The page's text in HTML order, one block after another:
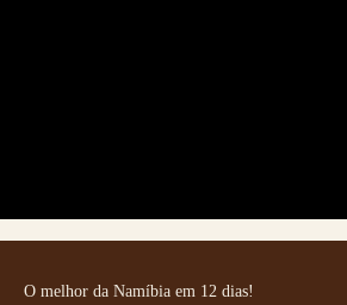
O melhor da Namíbia em 12 dias!